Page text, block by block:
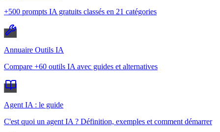
+500 prompts IA gratuits classés en 21 catégories
Annuaire Outils IA
Compare +60 outils IA avec guides et alternatives
Agent IA : le guide
C'est quoi un agent IA ? Définition, exemples et comment démarrer